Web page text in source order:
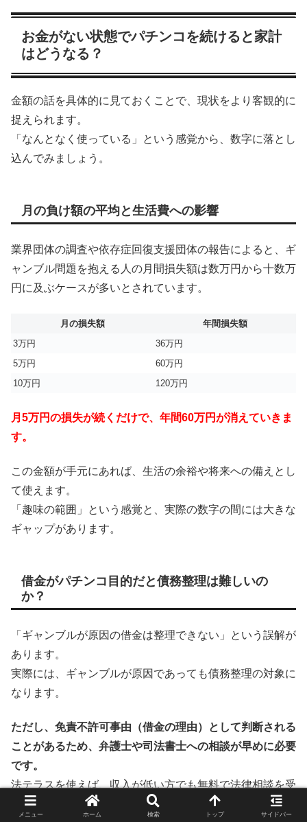
お金がない状態でパチンコを続けると家計
はどうなる？
金額の話を具体的に見ておくことで、現状をより客観的に
捉えられます。
「なんとなく使っている」という感覚から、数字に落とし
込んでみましょう。
月の負け額の平均と生活費への影響
業界団体の調査や依存症回復支援団体の報告によると、ギ
ャンブル問題を抱える人の月間損失額は数万円から十数万
円に及ぶケースが多いとされています。
月の損失額
年間損失額
3万円
36万円
5万円
60万円
10万円
120万円
月5万円の損失が続くだけで、年間60万円が消えていきま
す。
この金額が手元にあれば、生活の余裕や将来への備えとし
て使えます。
「趣味の範囲」という感覚と、実際の数字の間には大きな
ギャップがあります。
借金がパチンコ目的だと債務整理は難しいの
か？
「ギャンブルが原因の借金は整理できない」という誤解が
あります。
実際には、ギャンブルが原因であっても債務整理の対象に
なります。
ただし、免責不許可事由（借金の理由）として判断される
ことがあるため、弁護士や司法書士への相談が早めに必要
です。
法テラスを使えば、収入が低い方でも無料で法律相談を受
けられます。
メニュー ホーム 検索 トップ サイドバー